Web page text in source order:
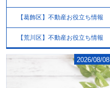
【葛飾区】不動産お役立ち情報
【荒川区】不動産お役立ち情報
2026/08/08